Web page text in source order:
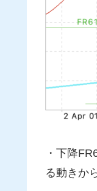
・下降
る動きか